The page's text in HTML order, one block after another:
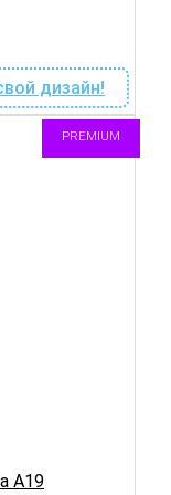
дизайн!
PREMIUM
A19